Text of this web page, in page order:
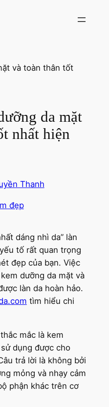
da mặt
nhất hiện
Thanh
đẹp
dáng nhì da” làn
tố rất quan trọng
đẹp của bạn. Việc
dưỡng da mặt và
làn da hoàn hảo.
tìm hiểu chi
mắc là kem
dụng được cho
trả lời là không bởi
mỏng và nhạy cảm
phận khác trên cơ